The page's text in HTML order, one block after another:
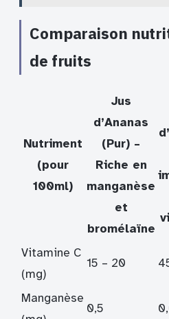
Comparaison
de fruits
Nutriment
(pour
100ml)
Jus
d’Ananas
(Pur) –
Riche en
manganèse
et
bromélaïne
Vitamine C
(mg)
15 – 20
Manganèse
0,5